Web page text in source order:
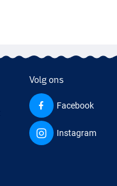
Volg ons
Facebook
Instagram